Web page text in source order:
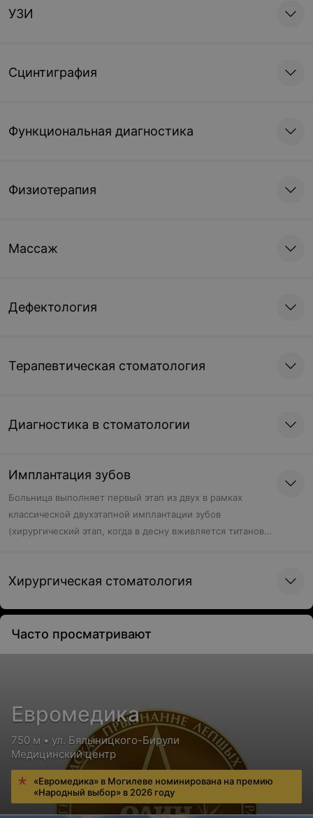
УЗИ
Сцинтиграфия
Функциональная диагностика
Физиотерапия
Массаж
Дефектология
Терапевтическая стоматология
Диагностика в стоматологии
Имплантация зубов
Больница выполняет первый этап из двух в рамках
классической двухэтапной имплантации зубов
(хирургический этап, когда в десну вживляется титановый
Хирургическая стоматология
Часто просматривают
Евромедика
750 м • ул. Бялыницкого-Бирули
Медицинский центр
«Евромедика» в Могилеве номинирована на премию
«Народный выбор» в 2026 году